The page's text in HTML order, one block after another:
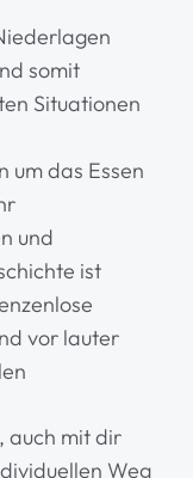
somit
Situationen
um das Essen
und
ist
vor lauter
auch mit dir
Weg